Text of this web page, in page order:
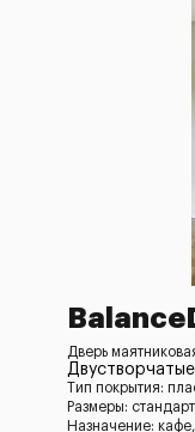
Дверь
Тип покрытия:
Размеры:
Назначение: